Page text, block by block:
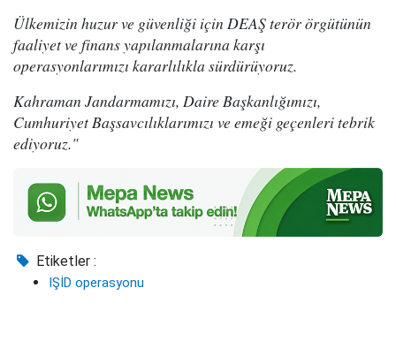
Ülkemizin huzur ve güvenliği için DEAŞ terör örgütünün
faaliyet ve finans yapılanmalarına karşı
operasyonlarımızı kararlılıkla sürdürüyoruz.
Kahraman Jandarmamızı, Daire Başkanlığımızı,
Cumhuriyet Başsavcılıklarımızı ve emeği geçenleri tebrik
ediyoruz."
Etiketler :
IŞİD operasyonu